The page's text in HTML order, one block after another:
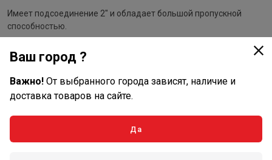
Имеет подсоединение 2" и обладает большой пропускной
способностью.
Расход воды может регулироваться изменением ширины щели
под крышкой донника. В отличии от донников с
детских бассейнах.
Ваш город ?
Важно! От выбранного города зависят, наличие и
доставка товаров на сайте.
Да